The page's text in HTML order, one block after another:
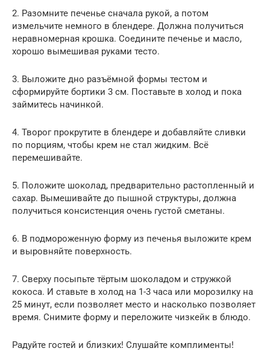
2. Разомните печенье сначала рукой, а потом
измельчите немного в блендере. Должна получиться
неравномерная крошка. Соедините печенье и масло,
хорошо вымешивая руками тесто.
3. Выложите дно разъёмной формы тестом и
сформируйте бортики 3 см. Поставьте в холод и пока
займитесь начинкой.
4. Творог прокрутите в блендере и добавляйте сливки
по порциям, чтобы крем не стал жидким. Всё
перемешивайте.
5. Положите шоколад, предварительно растопленный и
сахар. Вымешивайте до пышной структуры, должна
получиться консистенция очень густой сметаны.
6. В подмороженную форму из печенья выложите крем
и выровняйте поверхность.
7. Сверху посыпьте тёртым шоколадом и стружкой
кокоса. И ставьте в холод на 1-3 часа или морозилку на
25 минут, если позволяет место и насколько позволяет
время. Снимите форму и переложите чизкейк в блюдо.
Радуйте гостей и близких! Слушайте комплименты!